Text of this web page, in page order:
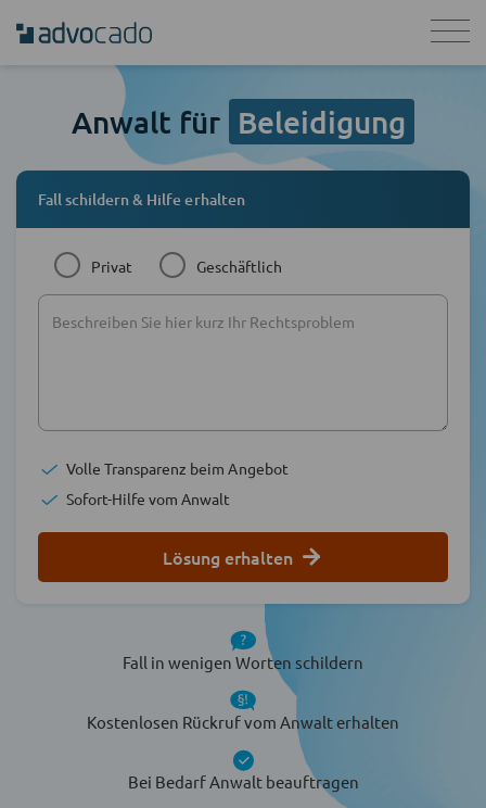
Anwalt für Beleidigung
Fall schildern & Hilfe erhalten
Privat Geschäftlich
Volle Transparenz beim Angebot
Sofort-Hilfe vom Anwalt
Lösung erhalten
Fall in wenigen Worten schildern
Kostenlosen Rückruf vom Anwalt erhalten
Bei Bedarf Anwalt beauftragen